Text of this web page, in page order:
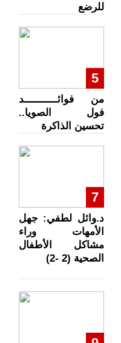
للرضع
5
من فوائـــــــــــد
فول الصويا..
تحسين الذاكرة
7
د.وائل لطفي: جهل
الأمهات وراء
مشاكل الأطفال
الصحية (2 -2)